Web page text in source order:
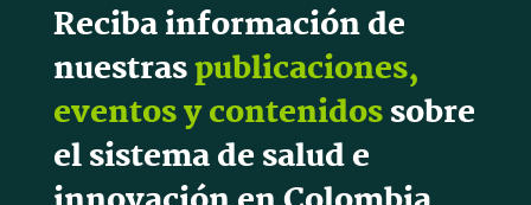
Reciba información de
nuestraspublicaciones,
eventos y contenidossobre
el sistema de salud e